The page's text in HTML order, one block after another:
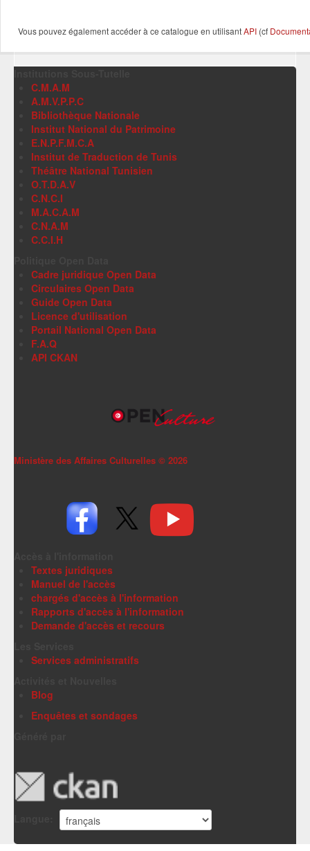
Vous pouvez également accéder à ce catalogue en utilisantAPI (cf
C.M.A.M
A.M.V.P.P.C
Bibliothèque Nationale
Institut National du Patrimoine
E.N.P.F.M.C.A
Institut de Traduction de Tunis
Théâtre National Tunisien
O.T.D.A.V
C.N.C.I
M.A.C.A.M
C.N.A.M
C.C.I.H
Cadre juridique Open Data
Circulaires Open Data
Guide Open Data
Licence d'utilisation
Portail National Open Data
F.A.Q
API CKAN
Ministère des Affaires Culturelles © 2026
Textes juridiques
Manuel de l'accès
chargés d'accès à l'information
Rapports d'accès à l'information
Demande d'accès et recours
Services administratifs
Blog
Enquêtes et sondages